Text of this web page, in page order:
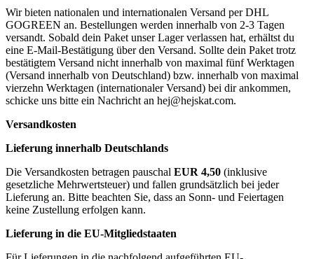
Wir bieten nationalen und internationalen Versand per DHL
GOGREEN an. Bestellungen werden innerhalb von 2-3 Tagen
versandt. Sobald dein Paket unser Lager verlassen hat, erhältst du
eine E-Mail-Bestätigung über den Versand. Sollte dein Paket trotz
bestätigtem Versand nicht innerhalb von maximal fünf Werktagen
(Versand innerhalb von Deutschland) bzw. innerhalb von maximal
vierzehn Werktagen (internationaler Versand) bei dir ankommen,
schicke uns bitte ein Nachricht an hej@hejskat.com.
Versandkosten
Lieferung innerhalb Deutschlands
Die Versandkosten betragen pauschal EUR 4,50 (inklusive
gesetzliche Mehrwertsteuer) und fallen grundsätzlich bei jeder
Lieferung an. Bitte beachten Sie, dass an Sonn- und Feiertagen
keine Zustellung erfolgen kann.
Lieferung in die EU-Mitgliedstaaten